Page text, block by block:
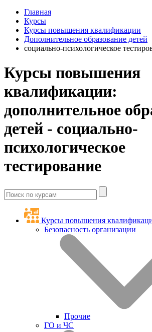
Главная
Курсы
Курсы повышения квалификации
Дополнительное образование детей
социально-психологическое
Курсы повышения
квалификации:
дополнительное
детей - социально-
психологическое
тестирование
Курсы повышения
Безопасность организации
Прочие
ГО и ЧС